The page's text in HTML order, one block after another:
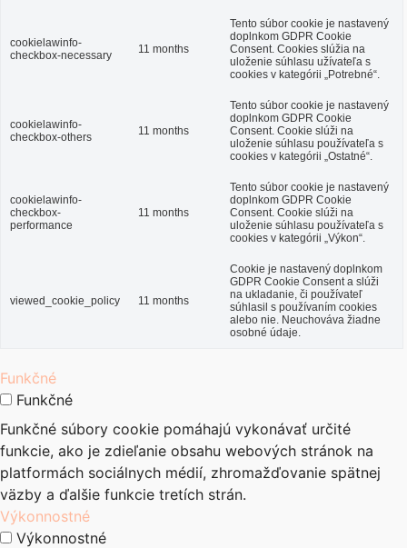
cookielawinfo-
checkbox-necessary
11 months
Tento súbor cookie je nastavený
doplnkom GDPR Cookie
Consent. Cookies slúžia na
uloženie súhlasu užívateľa s
cookies v kategórii „Potrebné“.
cookielawinfo-
checkbox-others
11 months
Tento súbor cookie je nastavený
doplnkom GDPR Cookie
Consent. Cookie slúži na
uloženie súhlasu používateľa s
cookies v kategórii „Ostatné“.
cookielawinfo-
checkbox-
performance
11 months
Tento súbor cookie je nastavený
doplnkom GDPR Cookie
Consent. Cookie slúži na
uloženie súhlasu používateľa s
cookies v kategórii „Výkon“.
viewed_cookie_policy 11 months
Cookie je nastavený doplnkom
GDPR Cookie Consent a slúži
na ukladanie, či používateľ
súhlasil s používaním cookies
alebo nie. Neuchováva žiadne
osobné údaje.
Funkčné
Funkčné
Funkčné súbory cookie pomáhajú vykonávať určité
funkcie, ako je zdieľanie obsahu webových stránok na
platformách sociálnych médií, zhromažďovanie spätnej
väzby a ďalšie funkcie tretích strán.
Výkonnostné
Výkonnostné